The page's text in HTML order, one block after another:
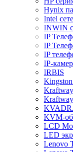
Hynix
Intel
INWIN
IP
IP
IP
IP-
IRBIS
Kingston
Kraftway
Kraftway
KVM-
LCD
LED
Lenovo